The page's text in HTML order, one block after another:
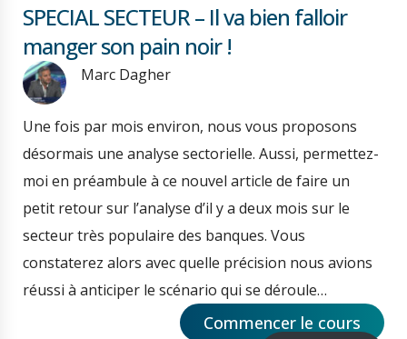
SPECIAL SECTEUR – Il va bien falloir
manger son pain noir !
Marc Dagher
Une fois par mois environ, nous vous proposons
désormais une analyse sectorielle. Aussi, permettez-
moi en préambule à ce nouvel article de faire un
petit retour sur l’analyse d’il y a deux mois sur le
secteur très populaire des banques. Vous
constaterez alors avec quelle précision nous avions
réussi à anticiper le scénario qui se déroule…
Commencer le cours